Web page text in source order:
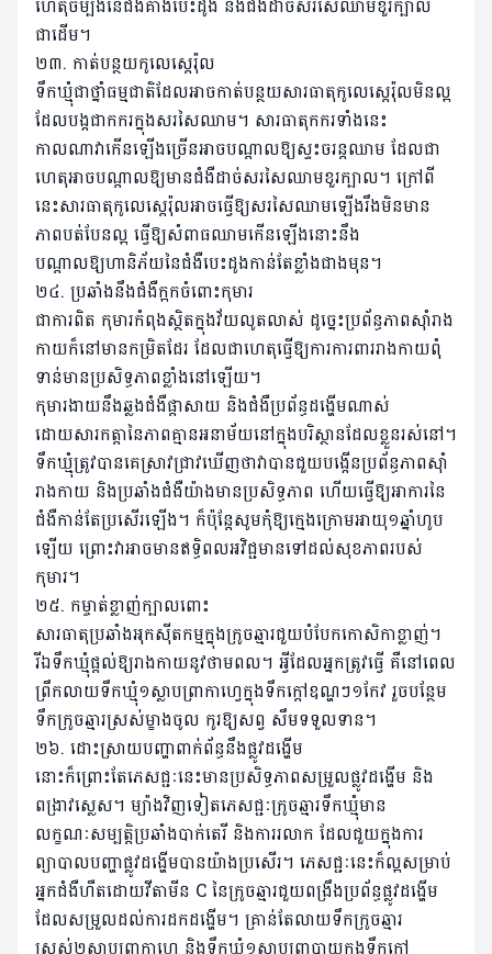
ជាដើម។
២៣. កាត់បន្ថយកូលេស្តេរ៉ុល
ទឹកឃ្មុំជាថ្នាំធម្មជាតិដែលអាចកាត់បន្ថយសារធាតុកូលេស្តេរ៉ុលមិនល្អ
ដែលបង្កជាកករក្នុងសរសៃឈាម។ សារធាតុកករទាំងនេះ
កាលណាវាកើនឡើងច្រើនអាចបណ្ដាលឱ្យស្ទះចរន្តឈាម ដែលជា
ហេតុអាចបណ្តាលឱ្យមានជំងឺដាច់សរសៃឈាមខួរក្បាល។ ក្រៅពី
នេះសារធាតុកូលេស្តេរ៉ុលអាចធ្វើឱ្យសរសៃឈាមឡើងរឹងមិនមាន
ភាពបត់បែនល្អ ធ្វើឱ្យសំពាធឈាមកើនឡើងនោះនឹង
បណ្តាលឱ្យហានិភ័យនៃជំងឺបេះដូងកាន់តែខ្លាំងជាងមុន។
២៤. ប្រឆាំងនឹងជំងឺក្អកចំពោះកុមារ
ជាការពិត កុមារកំពុងស្ថិតក្នុងវ័យលូតលាស់ ដូច្នេះប្រព័ន្ធភាពស៊ាំរាង
កាយក៏នៅមានកម្រិតដែរ ដែលជាហេតុធ្វើឱ្យការការពាររាងកាយពុំ
ទាន់មានប្រសិទ្ធភាពខ្លាំងនៅឡើយ។
កុមារងាយនឹងឆ្លងជំងឺផ្តាសាយ និងជំងឺប្រព័ន្ធដង្ហើមណាស់
ដោយសារកត្តានៃភាពគ្មានអនាម័យនៅក្នុងបរិស្ថានដែលខ្លួនរស់នៅ។
ទឹកឃ្មុំត្រូវបានគេស្រាវជ្រាវឃើញថាវាបានជួយបង្កើនប្រព័ន្ធភាពស៊ាំ
រាងកាយ និងប្រឆាំងជំងឺយ៉ាងមានប្រសិទ្ធភាព ហើយធ្វើឱ្យអាការនៃ
ជំងឺកាន់តែប្រសើរឡើង។ ក៏ប៉ុន្តែសូមកុំឱ្យក្មេងក្រោមអាយុ១ឆ្នាំហូប
ឡើយ ព្រោះវាអាចមានឥទ្ធិពលអវិជ្ជមានទៅដល់សុខភាពរបស់
កុមារ។
២៥. កម្ចាត់ខ្លាញ់ក្បាលពោះ
សារធាតុប្រឆាំងអុកស៊ីតកម្មក្នុងក្រូចឆ្មារជួយបំបែកកោសិកាខ្លាញ់។
រីឯទឹកឃ្មុំផ្តល់ឱ្យរាងកាយនូវថាមពល។ អ្វីដែលអ្នកត្រូវធ្វើ គឺនៅពេល
ព្រឹកលាយទឹកឃ្មុំ១ស្លាបព្រាកាហ្វេក្នុងទឹកក្ដៅឧណ្ហៗ១កែវ រួចបន្ថែម
ទឹកក្រូចឆ្មារស្រស់ម្ខាងចូល កូរឱ្យសព្វ សឹមទទួលទាន។
២៦. ដោះស្រាយបញ្ហាពាក់ព័ន្ធនឹងផ្លូវដង្ហើម
នោះក៏ព្រោះតែភេសជ្ជៈនេះមានប្រសិទ្ធភាពសម្រួលផ្លូវដង្ហើម និង
ពង្រាវស្លេស។ ម្យ៉ាងវិញទៀតភេសជ្ជៈក្រូចឆ្មារទឹកឃ្មុំមាន
លក្ខណៈសម្បត្តិប្រឆាំងបាក់តេរី និងការរលាក ដែលជួយក្នុងការ
ព្យាបាលបញ្ហាផ្លូវដង្ហើមបានយ៉ាងប្រសើរ។ ភេសជ្ជៈនេះក៏ល្អសម្រាប់
អ្នកជំងឺហឺតដោយវីតាមីន C នៃក្រូចឆ្មារជួយពង្រឹងប្រព័ន្ធផ្លូវដង្ហើម
ដែលសម្រួលដល់ការដកដង្ហើម។ គ្រាន់តែលាយទឹកក្រូចឆ្មារ